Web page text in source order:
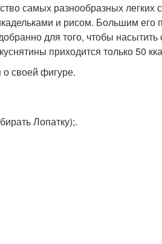
самых разнообразных
и рисом. Большим
для того, чтобы
приходится только 50
о своей фигуре.
Лопатку);.